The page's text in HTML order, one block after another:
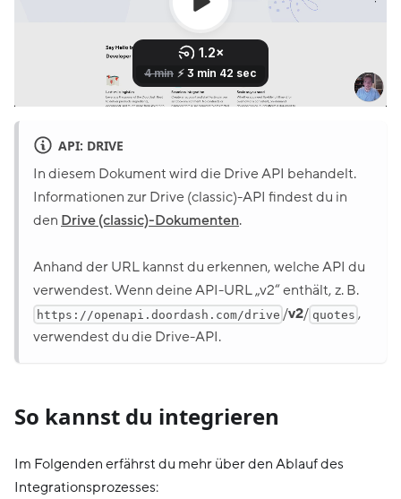
API: DRIVE
In diesem Dokument wird die Drive API behandelt.
Informationen zur Drive (classic)-API findest du in
den Drive (classic)-Dokumenten.
Anhand der URL kannst du erkennen, welche API du
verwendest. Wenn deine API-URL „v2“ enthält, z. B.
https://openapi.doordash.com/drive /v2/ quotes ,
verwendest du die Drive-API.
So kannst du integrieren
Im Folgenden erfährst du mehr über den Ablauf des
Integrationsprozesses: